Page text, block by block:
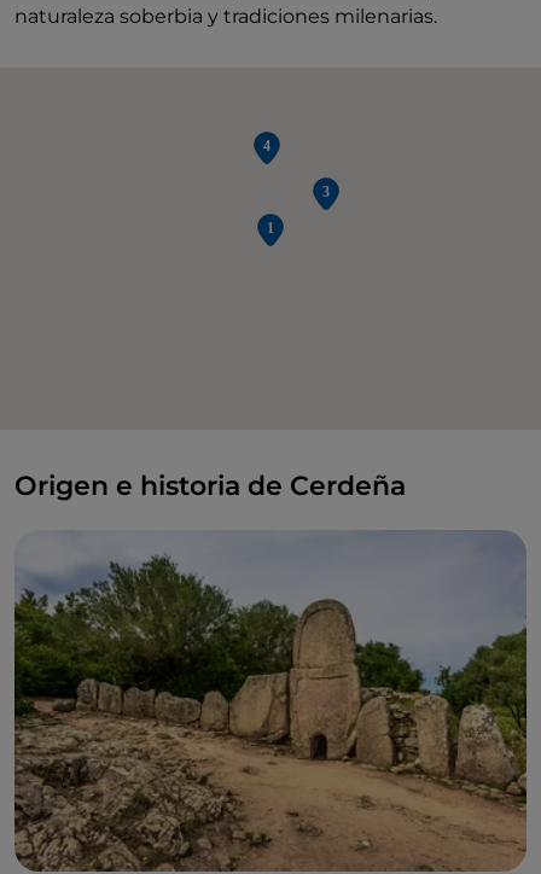
naturaleza soberbia y tradiciones milenarias.
Origen e historia de Cerdeña